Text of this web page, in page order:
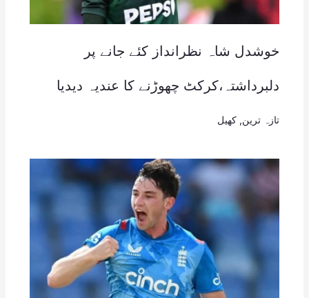
خوشدل شاہ نظرانداز کئے جانے پر
دلبرداشتہ،کرکٹ چھوڑنے کا عندیہ دیدیا
تازہ ترین کھیل